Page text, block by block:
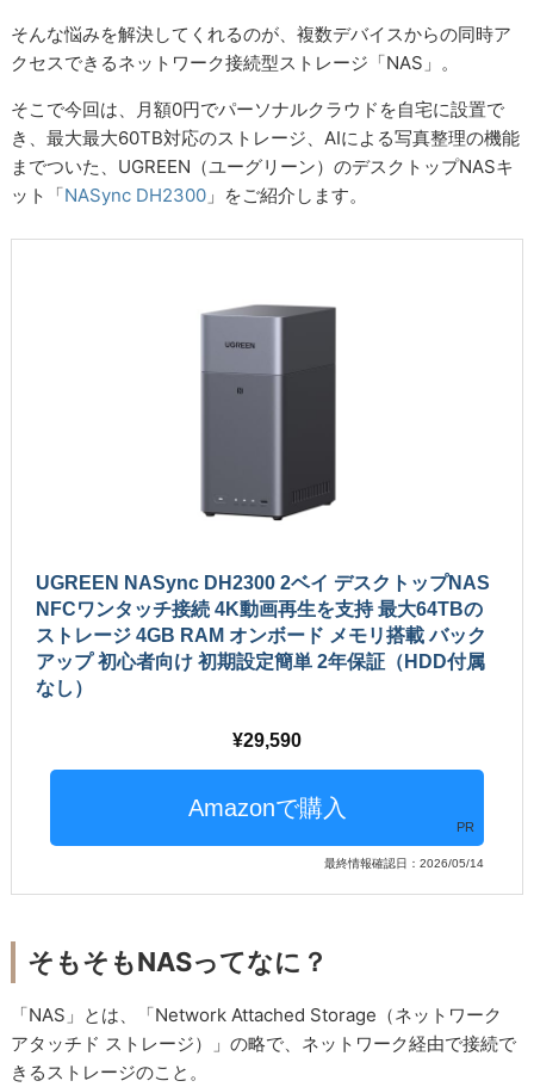
そんな悩みを解決してくれるのが、複数デバイスからの同時ア
クセスできるネットワーク接続型ストレージ「NAS」。
そこで今回は、月額0円でパーソナルクラウドを自宅に設置で
き、最大最大60TB対応のストレージ、AIによる写真整理の機能
までついた、UGREEN（ユーグリーン）のデスクトップNASキ
ット「NASync DH2300 」をご紹介します。
UGREEN NASync DH2300 2ベイ デスクトップNAS
NFCワンタッチ接続​​ 4K動画再生を支持 最大64TBの
ストレージ 4GB RAM オンボード メモリ搭載 バック
アップ 初心者向け 初期設定簡単 ​​2年保証（HDD付属
なし）
29,590
PR
最終情報確認日：2026/05/14
そもそもNASってなに？
「NAS」とは、「Network Attached Storage（ネットワーク
アタッチド ストレージ）」の略で、ネットワーク経由で接続で
きるストレージのこと。